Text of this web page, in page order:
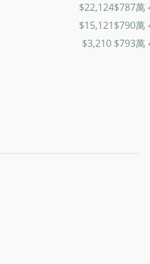
$22,124$787萬
$15,121$790萬
$3,210 $793萬